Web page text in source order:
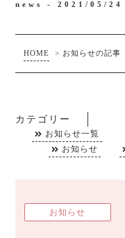
news -2021/05/24
HOME > お知らせの記事
カテゴリー
お知らせ一覧
お知らせ
お知らせ